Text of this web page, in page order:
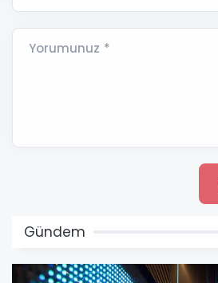
Yorumunuz *
Gündem